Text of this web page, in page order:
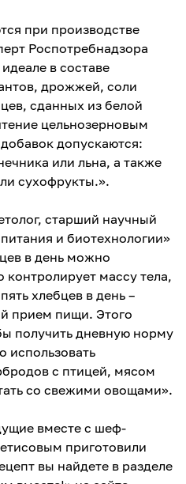
при производстве
Роспотребнадзора
в составе
дрожжей, соли
сданных из белой
цельнозерновым
допускаются:
или льна, а также
сухофрукты.».
старший научный
и биотехнологии»
в день можно
контролирует массу тела,
хлебцев в день –
прием пищи. Этого
получить дневную норму
использовать
с птицей, мясом
со свежими овощами».
вместе с шеф-
приготовили
вы найдете в разделе